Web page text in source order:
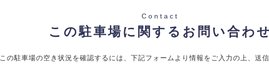
Contact
この駐車場に関するお問い合わせ
この駐車場の空き状況を確認するには、下記フォームより情報をご入力の上、送信